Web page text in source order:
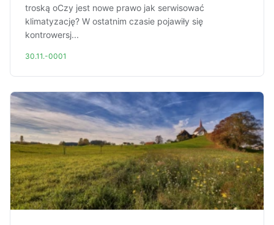
troską oCzy jest nowe prawo jak serwisować
klimatyzację? W ostatnim czasie pojawiły się
kontrowersj...
30.11.-0001